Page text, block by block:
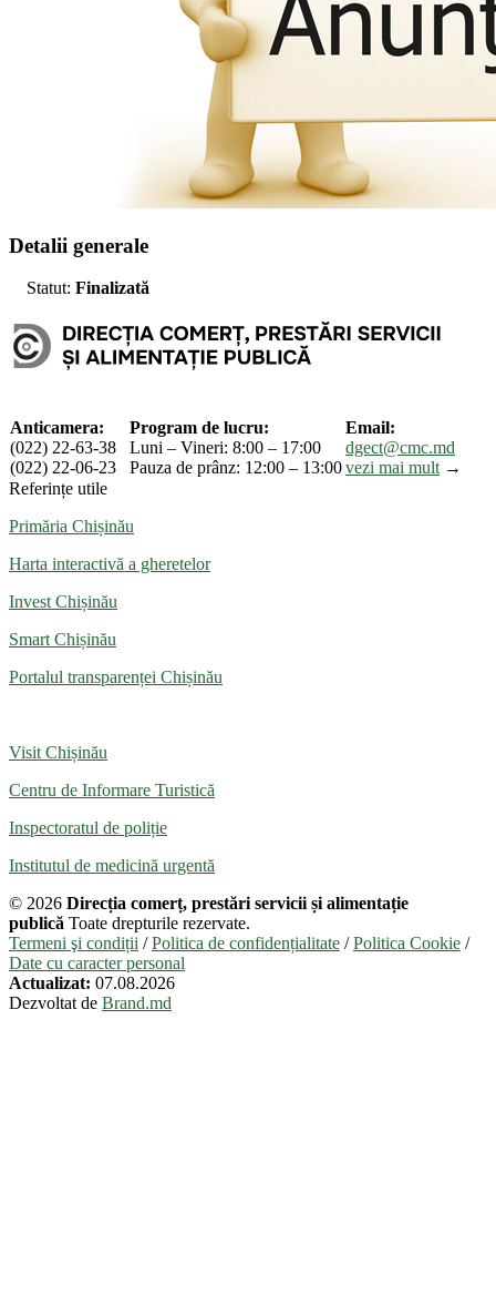
Detalii generale
Statut: Finalizată
Anticamera:
(022) 22-63-38
(022) 22-06-23
Program de lucru:
Luni – Vineri: 8:00 – 17:00
Pauza de prânz: 12:00 – 13:00
Email:
dgect@cmc.md
vezi mai mult →
Referințe utile
Primăria Chișinău
Harta interactivă a gheretelor
Invest Chișinău
Smart Chișinău
Portalul transparenței Chișinău
Visit Chișinău
Centru de Informare Turistică
Inspectoratul de poliție
Institutul de medicină urgentă
© 2026 Direcția comerț, prestări servicii și alimentație
publică Toate drepturile rezervate.
Termeni şi condiții /Politica de confidențialitate /Politica Cookie /
Date cu caracter personal
Actualizat: 07.08.2026
Dezvoltat de Brand.md